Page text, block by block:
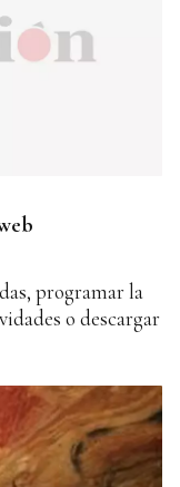
programar la
o descargar